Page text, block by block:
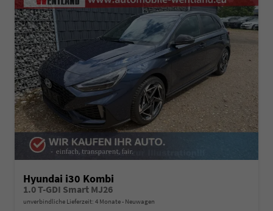
Hyundai i30 Kombi
1.0 T-GDI Smart MJ26
unverbindliche Lieferzeit: 4 Monate Neuwagen